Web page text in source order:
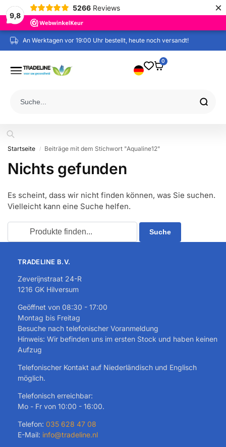
9,8
5266 Reviews ×
An Werktagen vor 19:00 Uhr bestellt, heute noch versandt!
Kostenloser Versand ab 60 € (NL / BE / DE)
0
Startseite / Beiträge mit dem Stichwort "Aqualine12"
Nichts gefunden
Es scheint, dass wir nicht finden können, was Sie suchen.
Vielleicht kann eine Suche helfen.
TRADELINE B.V.
Zeverijnstraat 24-R
1216 GK Hilversum
Geöffnet von 08:30 - 17:00
Montag bis Freitag
Besuche nach telefonischer Voranmeldung
Hinweis: Wir befinden uns im ersten Stock und haben keinen
Aufzug
Telefonischer Kontakt auf Niederländisch und Englisch
möglich.
Telefonisch erreichbar:
Mo - Fr von 10:00 - 16:00.
Telefon: 035 628 47 08
E-Mail: info@tradeline.nl